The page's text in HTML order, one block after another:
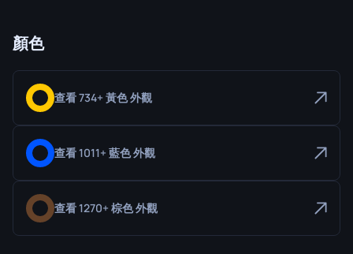
顏色
查看 734+ 黃色 外觀
查看 1011+ 藍色 外觀
查看 1270+ 棕色 外觀